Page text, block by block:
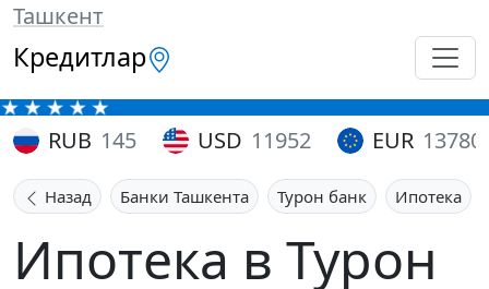
Ташкент
Кредитлар
RUB 145 USD 11952 EUR 13780
Назад Банки Ташкента Турон банк Ипотека
Ипотека в Турон